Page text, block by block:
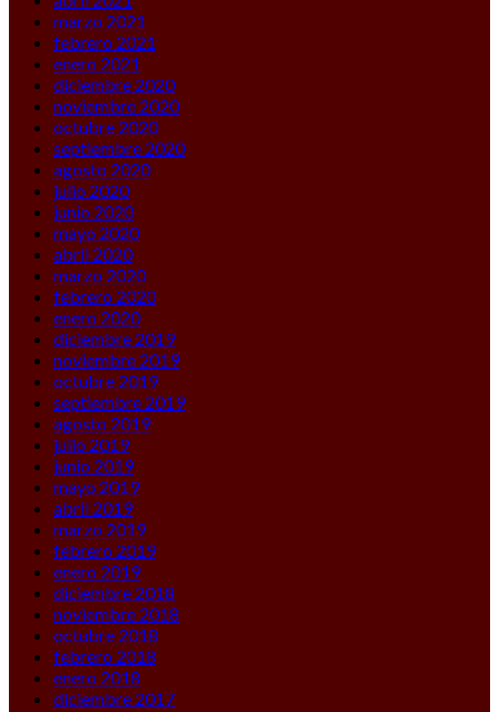
marzo 2021
febrero 2021
enero 2021
diciembre 2020
noviembre 2020
octubre 2020
septiembre 2020
agosto 2020
julio 2020
junio 2020
mayo 2020
abril 2020
marzo 2020
febrero 2020
enero 2020
diciembre 2019
noviembre 2019
octubre 2019
septiembre 2019
agosto 2019
julio 2019
junio 2019
mayo 2019
abril 2019
marzo 2019
febrero 2019
enero 2019
diciembre 2018
noviembre 2018
octubre 2018
febrero 2018
enero 2018
diciembre 2017